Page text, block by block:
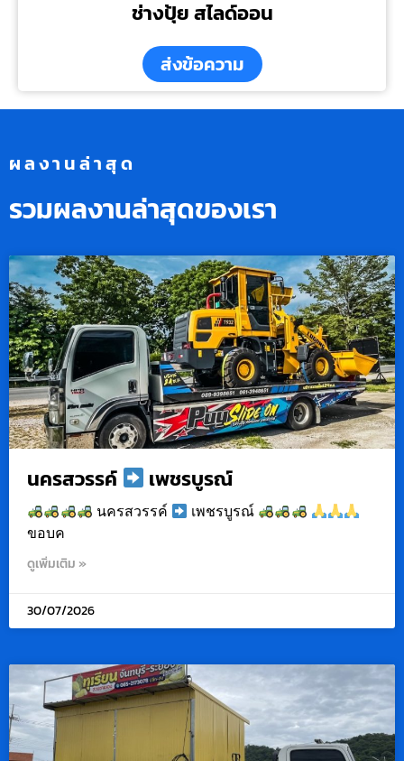
ช่างปุ้ย สไลด์ออน
ส่งข้อความ
ผลงานล่าสุด
รวมผลงานล่าสุดของเรา
นครสวรรค์ เพชรบูรณ์
นครสวรรค์
เพชรบูรณ์
ขอบค
ดูเพิ่มเติม »
30/07/2026